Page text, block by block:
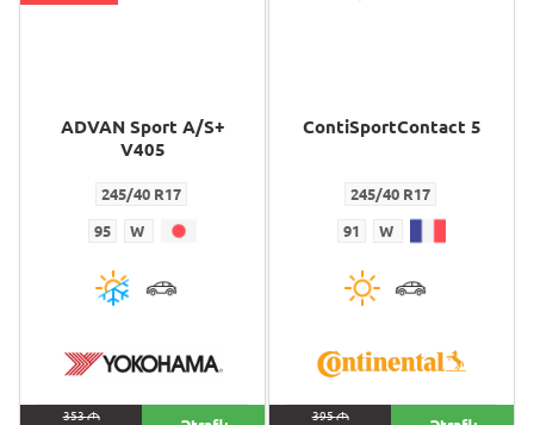
ADVAN Sport A/S+
V405
245/40 R17
95 W
353M
ContiSportContact 5
245/40 R17
91 W
395M